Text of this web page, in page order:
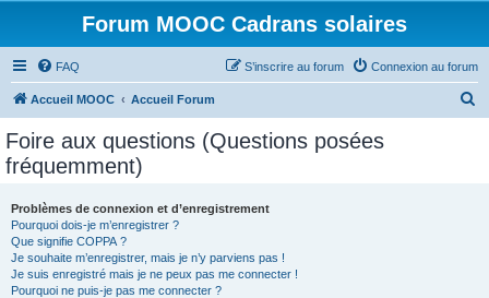
Forum MOOC Cadrans solaires
FAQ Connexion au forum
S’inscrire au forum
Accueil MOOC Accueil Forum
Foire aux questions (Questions posées
fréquemment)
Problèmes de connexion et d’enregistrement
Pourquoi dois-je m’enregistrer ?
Que signifie COPPA ?
Je souhaite m’enregistrer, mais je n’y parviens pas !
Je suis enregistré mais je ne peux pas me connecter !
Pourquoi ne puis-je pas me connecter ?